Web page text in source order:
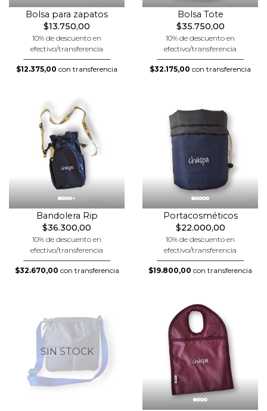
Bolsa para zapatos
$13.750,00
10% de descuento en
efectivo/transferencia
$12.375,00 con transferencia
Bolsa Tote
$35.750,00
10% de descuento en
efectivo/transferencia
$32.175,00 con transferencia
Bandolera Rip
$36.300,00
10% de descuento en
efectivo/transferencia
$32.670,00 con transferencia
Portacosméticos
$22.000,00
10% de descuento en
efectivo/transferencia
$19.800,00 con transferencia
SIN STOCK